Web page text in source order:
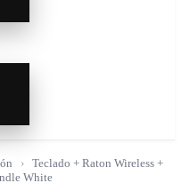
Teclado + Raton Wireless +
White